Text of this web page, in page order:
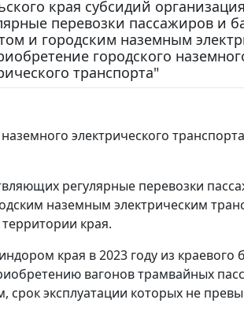
края субсидий
перевозки пассажиров и
и городским наземным
городского
транспорта"
электрического
регулярные перевозки
наземным электрическим
края.
края в 2023 году из краевого
вагонов трамвайных
срок эксплуатации которых не